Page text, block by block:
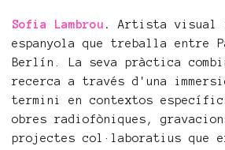
Sofia Lambrou . Artista visual
espanyola que treballa entre
Berlín. La seva pràctica
recerca a través d'una
termini en contextos
obres radiofòniques,
projectes col·laboratius que